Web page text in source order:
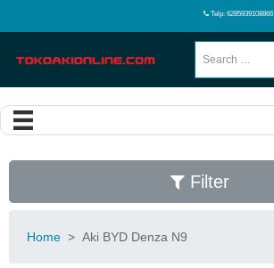
Telp: 6285939108866
Filter
Home > Aki BYD Denza N9